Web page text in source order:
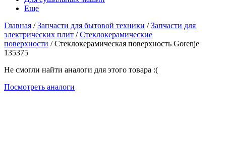
Еще
Главная /Запчасти для бытовой техники /Запчасти для
электрических плит /Стеклокерамические
поверхности / Стеклокерамическая поверхность Gorenje
135375
Не смогли найти аналоги для этого товара :(
Посмотреть аналоги